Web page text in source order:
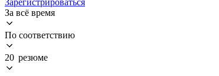
За всё время
По соответствию
20 резюме